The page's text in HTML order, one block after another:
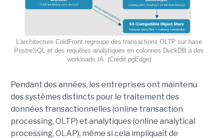
L'architecture ColdFront regroupe des transactions OLTP sur base
PostreSQL et des requêtes analytiques en colonnes DuckDB à des
workloads IA. (Crédit pgEdge)
Pendant des années, les entreprises ont maintenu
des systèmes distincts pour le traitement des
données transactionnelles (online transaction
processing, OLTP) et analytiques (online analytical
processing, OLAP), même si cela impliquait de